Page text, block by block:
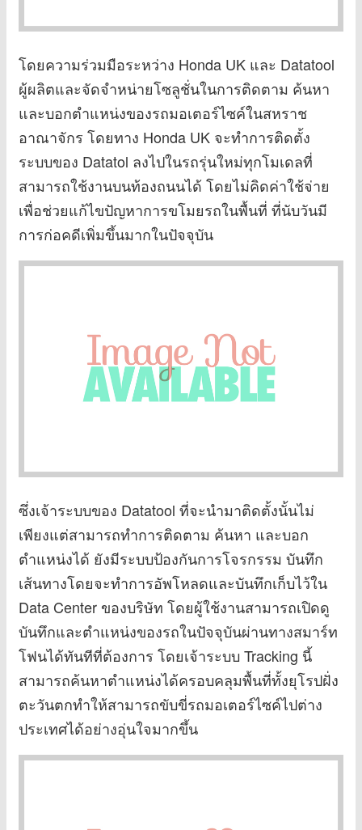
โดยความร่วมมือระหว่าง Honda UK และ Datatool
ผู้ผลิตและจัดจำหน่ายโซลูชั่นในการติดตาม ค้นหา
และบอกตำแหน่งของรถมอเตอร์ไซค์ในสหราช
อาณาจักร โดยทาง Honda UK จะทำการติดตั้ง
ระบบของ Datatol ลงไปในรถรุ่นใหม่ทุกโมเดลที่
สามารถใช้งานบนท้องถนนได้ โดยไม่คิดค่าใช้จ่าย
เพื่อช่วยแก้ไขปัญหาการขโมยรถในพื้นที่ ที่นับวันมี
การก่อคดีเพิ่มขึ้นมากในปัจจุบัน
ซึ่งเจ้าระบบของ Datatool ที่จะนำมาติดตั้งนั้นไม่
เพียงแต่สามารถทำการติดตาม ค้นหา และบอก
ตำแหน่งได้ ยังมีระบบป้องกันการโจรกรรม บันทึก
เส้นทางโดยจะทำการอัพโหลดและบันทึกเก็บไว้ใน
Data Center ของบริษัท โดยผู้ใช้งานสามารถเปิดดู
บันทึกและตำแหน่งของรถในปัจจุบันผ่านทางสมาร์ท
โฟนได้ทันทีที่ต้องการ โดยเจ้าระบบ Tracking นี้
สามารถค้นหาตำแหน่งได้ครอบคลุมพื้นที่ทั้งยุโรปฝั่ง
ตะวันตกทำให้สามารถขับขี่รถมอเตอร์ไซค์ไปต่าง
ประเทศได้อย่างอุ่นใจมากขึ้น